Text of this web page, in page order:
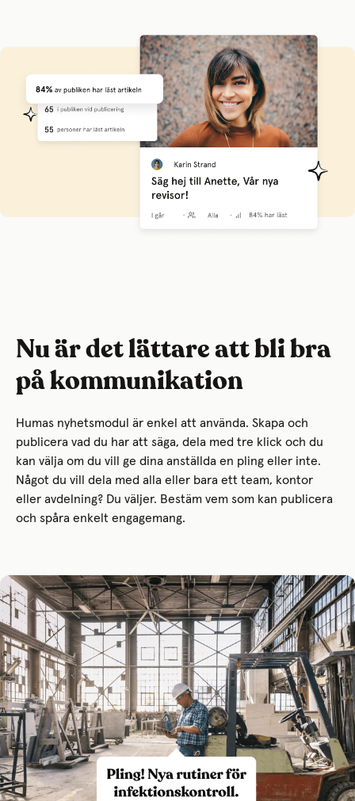
Nu är det lättare att bli bra
på kommunikation
Humas nyhetsmodul är enkel att använda. Skapa och
publicera vad du har att säga, dela med tre klick och du
kan välja om du vill ge dina anställda en pling eller inte.
Något du vill dela med alla eller bara ett team, kontor
eller avdelning? Du väljer. Bestäm vem som kan publicera
och spåra enkelt engagemang.